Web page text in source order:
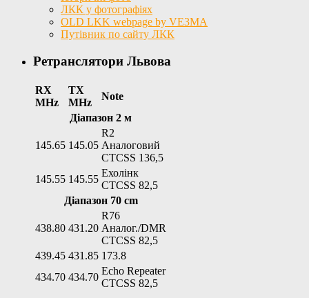
ЛКК у фотографіях
OLD LKK webpage by VE3MA
Путівник по сайту ЛКК
Ретранслятори Львова
RX
MHz
TX
MHz
Note
Діапазон 2 м
145.65 145.05
R2
Аналоговий
CTCSS 136,5
145.55 145.55
Ехолінк
CTCSS 82,5
Діапазон 70 cm
438.80 431.20
R76
Аналог./DMR
CTCSS 82,5
439.45 431.85 173.8
434.70 434.70
Echo Repeater
CTCSS 82,5